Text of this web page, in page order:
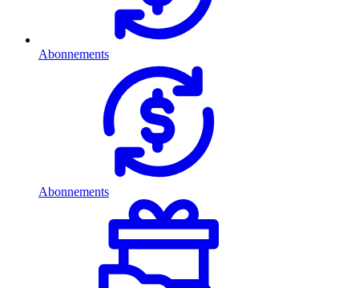
Abonnements
Abonnements